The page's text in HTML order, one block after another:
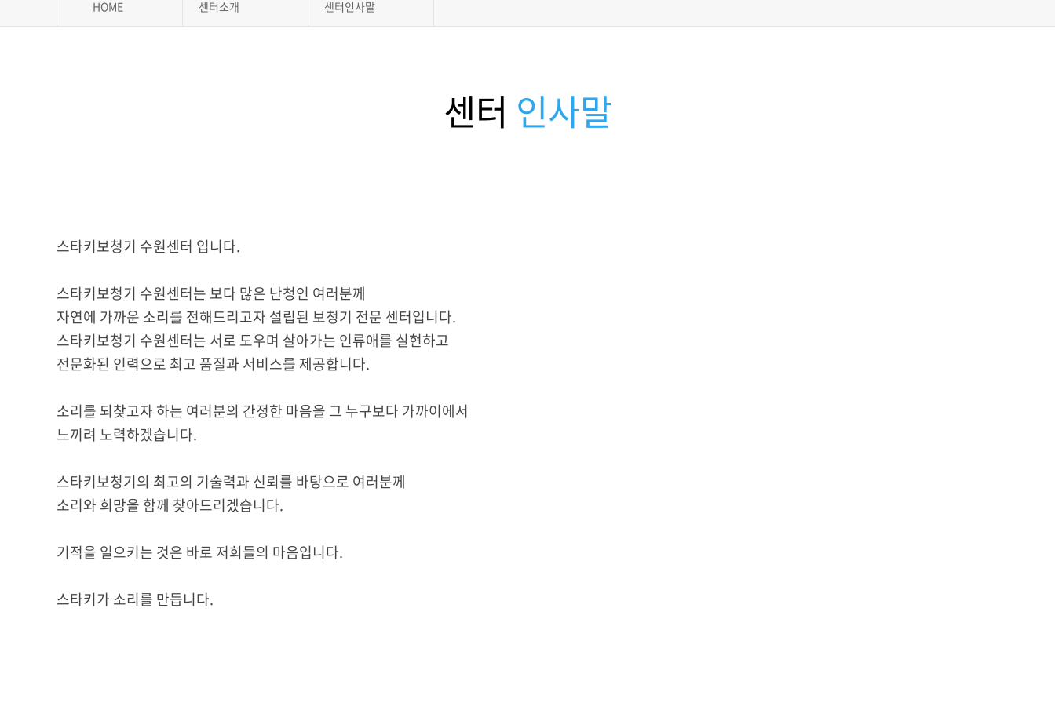
HOME 센터소개 센터인사말
센터 인사말
스타키보청기 수원센터 입니다.
스타키보청기 수원센터는 보다 많은 난청인 여러분께
자연에 가까운 소리를 전해드리고자 설립된 보청기 전문 센터입니다.
스타키보청기 수원센터는 서로 도우며 살아가는 인류애를 실현하고
전문화된 인력으로 최고 품질과 서비스를 제공합니다.
소리를 되찾고자 하는 여러분의 간정한 마음을 그 누구보다 가까이에서
느끼려 노력하겠습니다.
스타키보청기의 최고의 기술력과 신뢰를 바탕으로 여러분께
소리와 희망을 함께 찾아드리겠습니다.
기적을 일으키는 것은 바로 저희들의 마음입니다.
스타키가 소리를 만듭니다.